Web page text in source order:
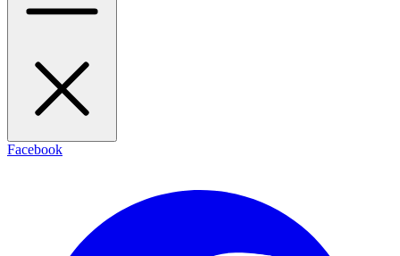
Facebook